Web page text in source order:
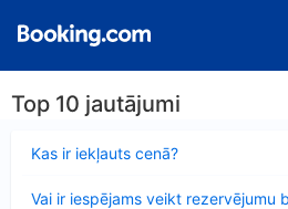
Top 10 jautājumi
Kas ir iekļauts cenā?
Vai ir iespējams veikt rezervējumu